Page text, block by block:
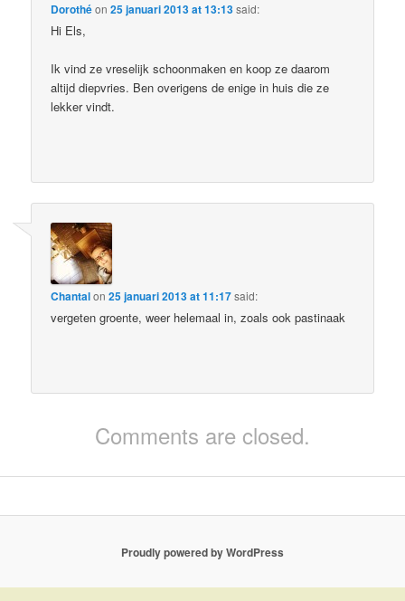
Dorothéon25 januari 2013 at 13:13said:
Hi Els,
Ik vind ze vreselijk schoonmaken en koop ze daarom
altijd diepvries. Ben overigens de enige in huis die ze
lekker vindt.
Chantalon25 januari 2013 at 11:17said:
vergeten groente, weer helemaal in, zoals ook pastinaak
Comments are closed.
Proudly powered by WordPress